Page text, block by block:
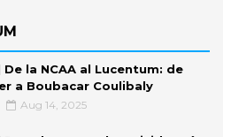
De la NCAA al Lucentum: de
a Boubacar Coulibaly
Aug 14, 2025